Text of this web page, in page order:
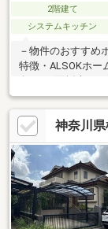
2階建て
システムキッチン
－物件のおすす
特徴・ALSOKホー
収納・食品庫有・
設置・土地面積約
電システム・床暖
気自動車充電用コ
含む■ ご希望の
件の詳細・ご相談
神奈川